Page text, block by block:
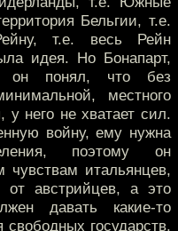
Бельгии, т.е.
т.е. весь Рейн
идея. Но Бонапарт,
он понял, что без
местного
у него не хватает сил.
войну, ему нужна
поэтому он
чувствам итальянцев,
от австрийцев, а это
давать какие-то
государств.